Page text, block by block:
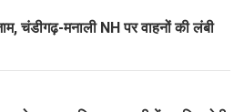
चंडीगढ़-मनाली NH पर वाहनों की लंबी